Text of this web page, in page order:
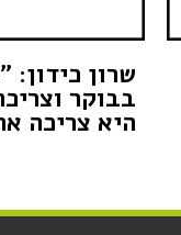
שרון
בבוקר
היא צריכה